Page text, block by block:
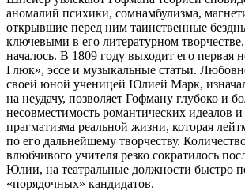
аномалий психики, сомнамбулизма,
открывшие перед ним таинственные
ключевыми в его литературном
началось. В 1809 году выходит его первая
Глюк», эссе и музыкальные статьи.
своей юной ученицей Юлией Марк,
на неудачу, позволяет Гофману глубоко и
несовместимость романтических идеалов
прагматизма реальной жизни, которая
по его дальнейшему творчеству.
влюбчивого учителя резко сократилось
Юлии, на театральные должности быстро
«порядочных» кандидатов.